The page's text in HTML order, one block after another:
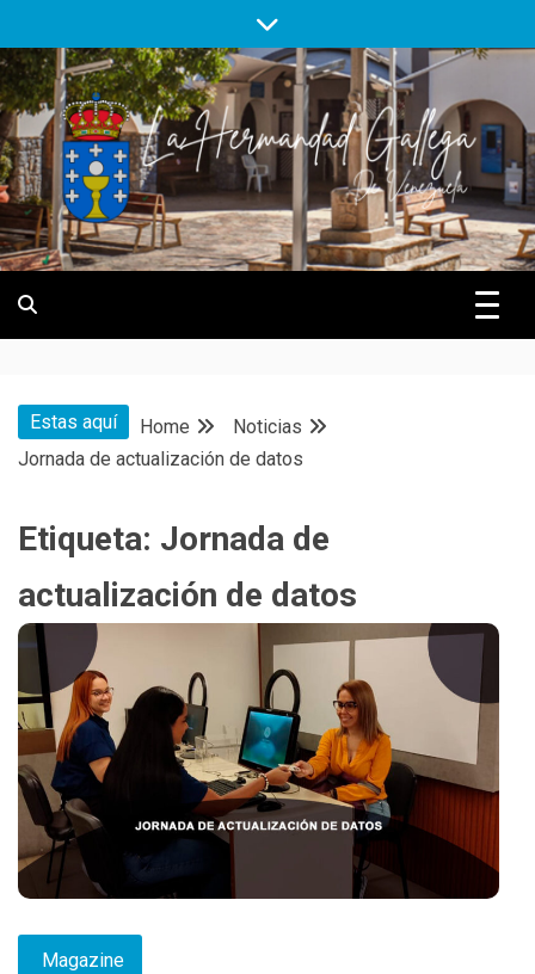
to
content
Hermandad
Venezuela
Hermandad Gallega de Venezuela
Estas aquí Home
Noticias
Jornada de actualización de datos
Etiqueta: Jornada de
actualización de datos
Magazine